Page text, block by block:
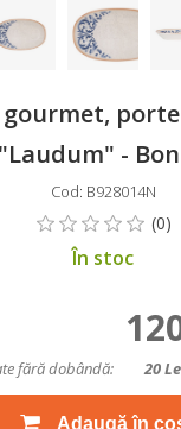
"Laudum" -
Cod: B928014N
În stoc
fără dobândă: 20
Adaugă în